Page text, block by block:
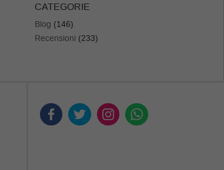
CATEGORIE
Blog (146)
Recensioni (233)